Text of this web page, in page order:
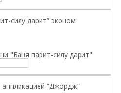
силу дарит” эконом
"Баня парит-силу дарит"
“Джордж”